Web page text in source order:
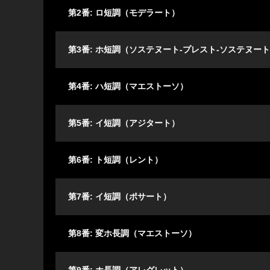
第2番: ロ短調（モデラート）
第3番: ホ短調（ソステヌート-プレスト-ソステヌー
第4番: ハ短調（マエストーソ）
第5番: イ短調（アジタート）
第6番: ト短調（レント）
第7番: イ短調（ポサート）
第8番: 変ホ長調（マエストーソ）